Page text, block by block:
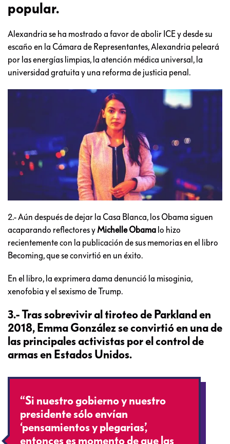
popular.
Alexandria se ha mostrado a favor de abolir ICE y desde su
escaño en la Cámara de Representantes, Alexandria peleará
por las energías limpias, la atención médica universal, la
universidad gratuita y una reforma de justicia penal.
2.- Aún después de dejar la Casa Blanca, los Obama siguen
acaparando reflectores y Michelle Obama lo hizo
recientemente con la publicación de sus memorias en el libro
Becoming, que se convirtió en un éxito.
En el libro, la exprimera dama denunció la misoginia,
xenofobia y el sexismo de Trump.
3.- Tras sobrevivir al tiroteo de Parkland en
2018, Emma González se convirtió en una de
las principales activistas por el control de
armas en Estados Unidos.
“Si nuestro gobierno y nuestro
presidente sólo envían
‘pensamientos y plegarias’,
entonces es momento de que las